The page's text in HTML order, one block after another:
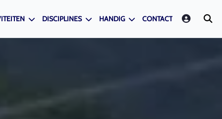
LOGIN
DISCIPLINES HANDIG CONTACT